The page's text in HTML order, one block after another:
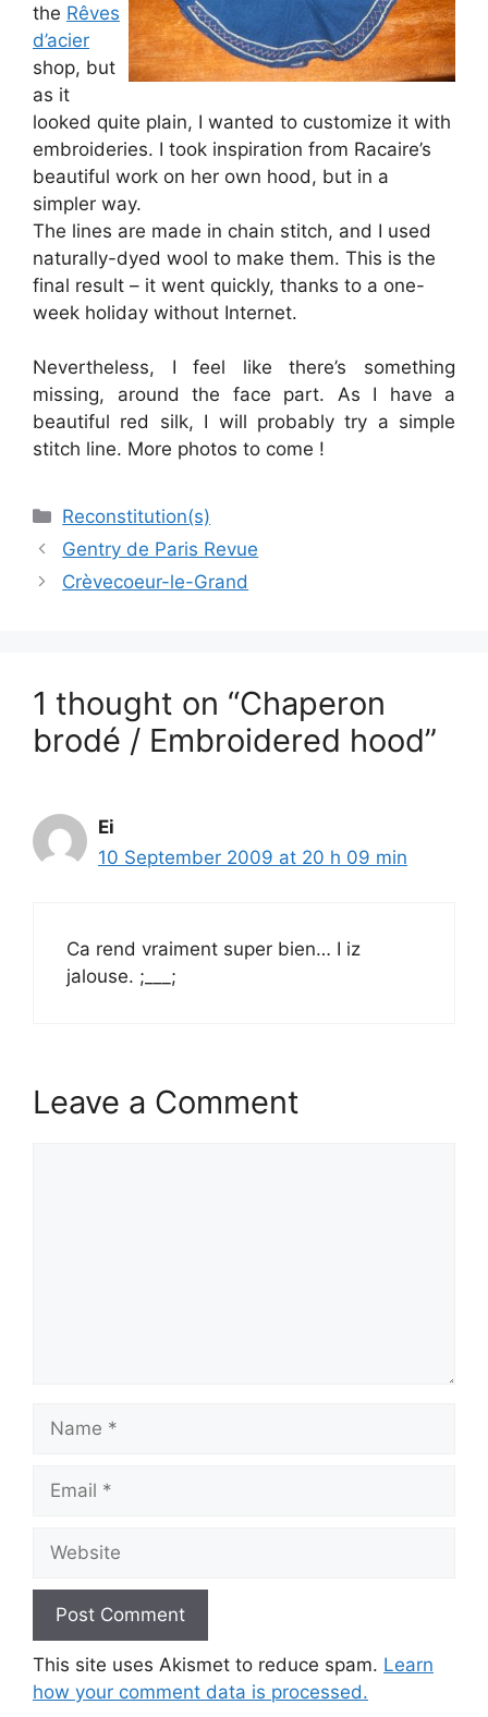
the Rêves
d’acier
shop, but
as it
looked quite plain, I wanted to customize it with
embroideries. I took inspiration from Racaire’s
beautiful work on her own hood, but in a
simpler way.
The lines are made in chain stitch, and I used
naturally-dyed wool to make them. This is the
final result – it went quickly, thanks to a one-
week holiday without Internet.
Nevertheless, I feel like there’s something
missing, around the face part. As I have a
beautiful red silk, I will probably try a simple
stitch line. More photos to come !
Categories
Reconstitution(s)
Gentry de Paris Revue
Crèvecoeur-le-Grand
1 thought on “Chaperon
brodé / Embroidered hood”
Ei
10 September 2009 at 20 h 09 min
Ca rend vraiment super bien… I iz
jalouse. ;___;
Leave a Comment
Name
Email
Website
This site uses Akismet to reduce spam. Learn
how your comment data is processed.